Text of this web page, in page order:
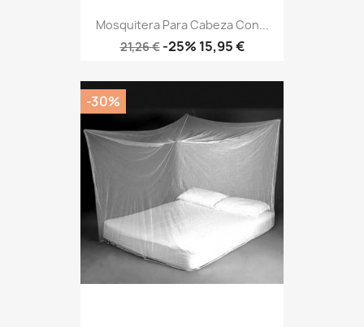
Mosquitera Para Cabeza Con...
Precio
21,26 € -25% Precio
15,95 €
-30%